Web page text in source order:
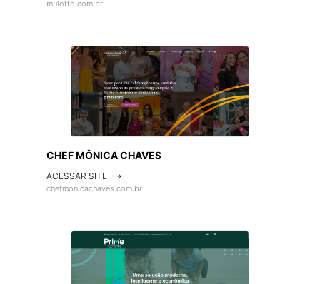
mulotto.com.br
CHEF MÔNICA CHAVES
ACESSAR SITE 
chefmonicachaves.com.br